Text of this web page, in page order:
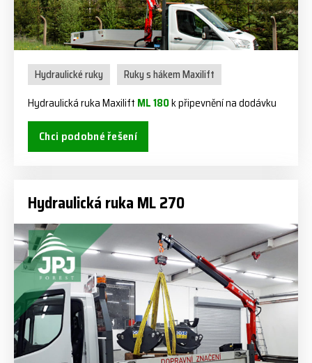
Hydraulické ruky
Ruky s hákem Maxilift
Hydraulická ruka Maxilift ML 180k připevnění na dodávku
Chci podobné řešení
Hydraulická ruka ML 270